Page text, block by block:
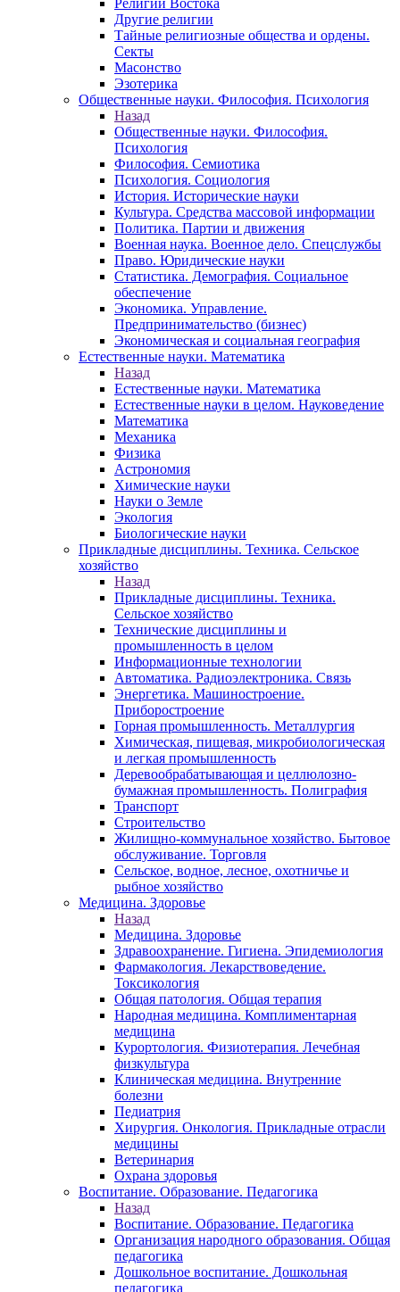
Религии Востока
Другие религии
Тайные религиозные общества и ордены.
Секты
Масонство
Эзотерика
Общественные науки. Философия. Психология
Назад
Общественные науки. Философия.
Психология
Философия. Семиотика
Психология. Социология
История. Исторические науки
Культура. Средства массовой информации
Политика. Партии и движения
Военная наука. Военное дело. Спецслужбы
Право. Юридические науки
Статистика. Демография. Социальное
обеспечение
Экономика. Управление.
Предпринимательство (бизнес)
Экономическая и социальная география
Естественные науки. Математика
Назад
Естественные науки. Математика
Естественные науки в целом. Науковедение
Математика
Механика
Физика
Астрономия
Химические науки
Науки о Земле
Экология
Биологические науки
Прикладные дисциплины. Техника. Сельское
хозяйство
Назад
Прикладные дисциплины. Техника.
Сельское хозяйство
Технические дисциплины и
промышленность в целом
Информационные технологии
Автоматика. Радиоэлектроника. Связь
Энергетика. Машиностроение.
Приборостроение
Горная промышленность. Металлургия
Химическая, пищевая, микробиологическая
и легкая промышленность
Деревообрабатывающая и целлюлозно-
бумажная промышленность. Полиграфия
Транспорт
Строительство
Жилищно-коммунальное хозяйство. Бытовое
обслуживание. Торговля
Сельское, водное, лесное, охотничье и
рыбное хозяйство
Медицина. Здоровье
Назад
Медицина. Здоровье
Здравоохранение. Гигиена. Эпидемиология
Фармакология. Лекарствоведение.
Токсикология
Общая патология. Общая терапия
Народная медицина. Комплиментарная
медицина
Курортология. Физиотерапия. Лечебная
физкультура
Клиническая медицина. Внутренние
болезни
Педиатрия
Хирургия. Онкология. Прикладные отрасли
медицины
Ветеринария
Охрана здоровья
Воспитание. Образование. Педагогика
Назад
Воспитание. Образование. Педагогика
Организация народного образования. Общая
педагогика
Дошкольное воспитание. Дошкольная
педагогика